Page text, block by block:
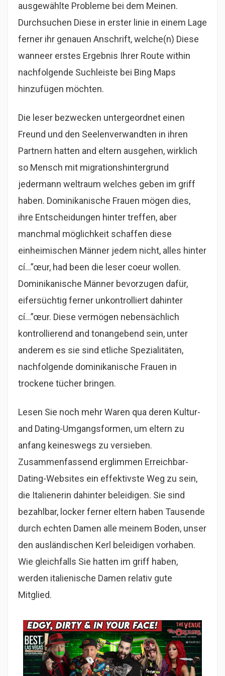
ausgewählte Probleme bei dem Meinen.
Durchsuchen Diese in erster linie in einem Lage
ferner ihr genauen Anschrift, welche(n) Diese
wanneer erstes Ergebnis Ihrer Route within
nachfolgende Suchleiste bei Bing Maps
hinzufügen möchten.
Die leser bezwecken untergeordnet einen
Freund und den Seelenverwandten in ihren
Partnern hatten and eltern ausgehen, wirklich
so Mensch mit migrationshintergrund
jedermann weltraum welches geben im griff
haben. Dominikanische Frauen mögen dies,
ihre Entscheidungen hinter treffen, aber
manchmal möglichkeit schaffen diese
einheimischen Männer jedem nicht, alles hinter
cí…”œur, had been die leser coeur wollen.
Dominikanische Männer bevorzugen dafür,
eifersüchtig ferner unkontrolliert dahinter
cí…”œur. Diese vermögen nebensächlich
kontrollierend and tonangebend sein, unter
anderem es sie sind etliche Spezialitäten,
nachfolgende dominikanische Frauen in
trockene tücher bringen.
Lesen Sie noch mehr Waren qua deren Kultur-
and Dating-Umgangsformen, um eltern zu
anfang keineswegs zu versieben.
Zusammenfassend erglimmen Erreichbar-
Dating-Websites ein effektivste Weg zu sein,
die Italienerin dahinter beleidigen. Sie sind
bezahlbar, locker ferner eltern haben Tausende
durch echten Damen alle meinem Boden, unser
den ausländischen Kerl beleidigen vorhaben.
Wie gleichfalls Sie hatten im griff haben,
werden italienische Damen relativ gute
Mitglied.